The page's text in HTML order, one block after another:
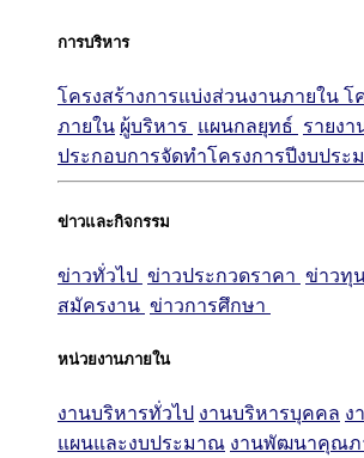
การบริหาร
โครงสร้างการแบ่งส่วนงานภายใน โ
ภายใน ผู้บริหาร แผนกลยุทธ์ รายงา
ประกอบการจัดทำโครงการปีงบประ
ข่าวและกิจกรรม
ข่าวทั่วไป ข่าวประกวดราคา ข่าวทุ
สมัครงาน ข่าวการศึกษา
หน่วยงานภายใน
งานบริหารทั่วไป งานบริหารบุคคล ง
แผนและงบประมาณ งานพัฒนาคุณภ